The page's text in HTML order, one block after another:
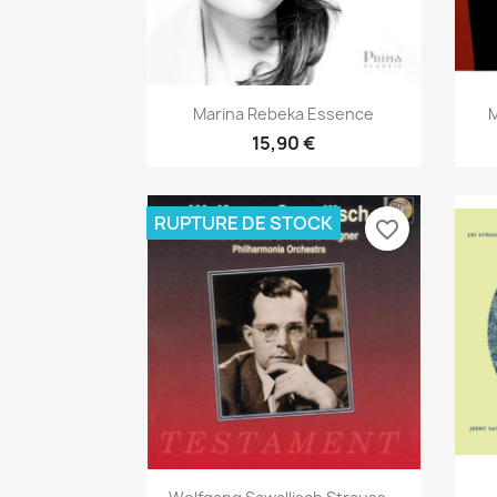
Aperçu rapide
Marina Rebeka Essence
15,90 €
RUPTURE DE STOCK favorite_border